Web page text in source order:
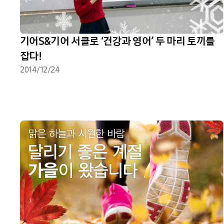
기어S&기어 서클로 ‘건강과 영어’ 두 마리 토끼를
잡다!
2014/12/24